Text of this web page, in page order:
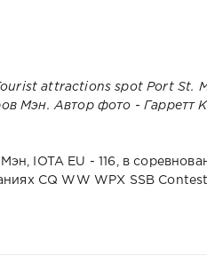
Мэн. Автор фото - Гарретт
IOTA EU - 116, в
CQ WW WPX SSB